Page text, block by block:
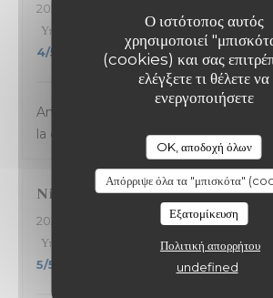
Ο ιστότοπος αυτός
χρησιμοποιεί
(cookies) και σας
ελέγξετε τι θέλετε να
ενεργοποιήσετε
OK, αποδοχή όλων
Απόρριψε όλα τα "μπισκότα"
Εξατομίκευση
Πολιτική απορρήτου
undefined
2024-03-13
Υπηρεσία
Ατμόσφαιρα: 4/5 Μενού: 5
4/5
Ambiance et service sympathique
la cuisine sicilienne est goûteuse et
Nicolas B
2024-03-14
- 20:45 - καλεσμένοι 4
Υπηρεσία
Ατμόσφαιρα:5/5 Μενού: 5
5/5